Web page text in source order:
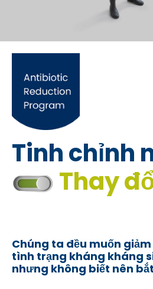
Tinh chỉnh
Thay
Chúng ta đều muốn giảm
tình trạng kháng kháng
nhưng không biết nên